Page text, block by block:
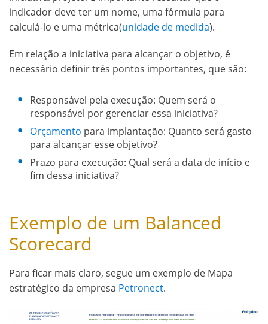
indicador deve ter um nome, uma fórmula para
calculá-lo e uma métrica(unidade de medida).
Em relação a iniciativa para alcançar o objetivo, é
necessário definir três pontos importantes, que são:
Responsável pela execução: Quem será o
responsável por gerenciar essa iniciativa?
Orçamento para implantação: Quanto será gasto
para alcançar esse objetivo?
Prazo para execução: Qual será a data de início e
fim dessa iniciativa?
Exemplo de um Balanced
Scorecard
Para ficar mais claro, segue um exemplo de Mapa
estratégico da empresa Petronect.